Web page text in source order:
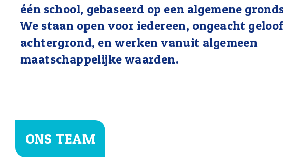
één school, gebaseerd op een algemene
We staan open voor iedereen, ongeacht
achtergrond, en werken vanuit algemeen
maatschappelijke waarden.
ONS TEAM